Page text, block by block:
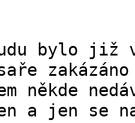
bylo již
někde
a jen se